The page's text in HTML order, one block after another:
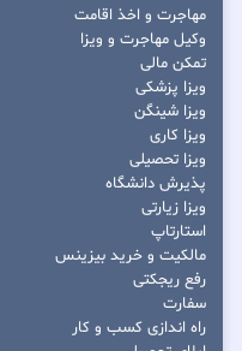
مهاجرت و اخذ اقامت
وکیل مهاجرت و ویزا
تمکن مالی
ویزا پزشکی
ویزا شینگن
ویزا کاری
ویزا تحصیلی
پذیرش دانشگاه
ویزا زیارتی
استارتاپ
مالکیت و خرید بیزینس
رفع ریجکتی
سفارت
راه اندازی کسب و کار